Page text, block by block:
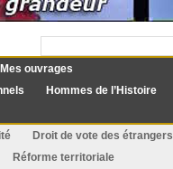
Mes ouvrages
Hommes de l’Histoire
Droit de vote des étrangers
Réforme territoriale